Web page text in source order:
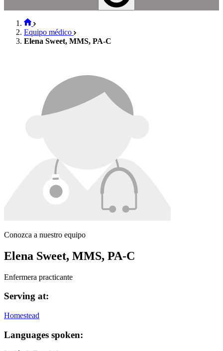
Equipo médico
Elena Sweet, MMS, PA-C
Conozca a nuestro equipo
Elena Sweet, MMS, PA-C
Enfermera practicante
Serving at:
Homestead
Languages spoken: